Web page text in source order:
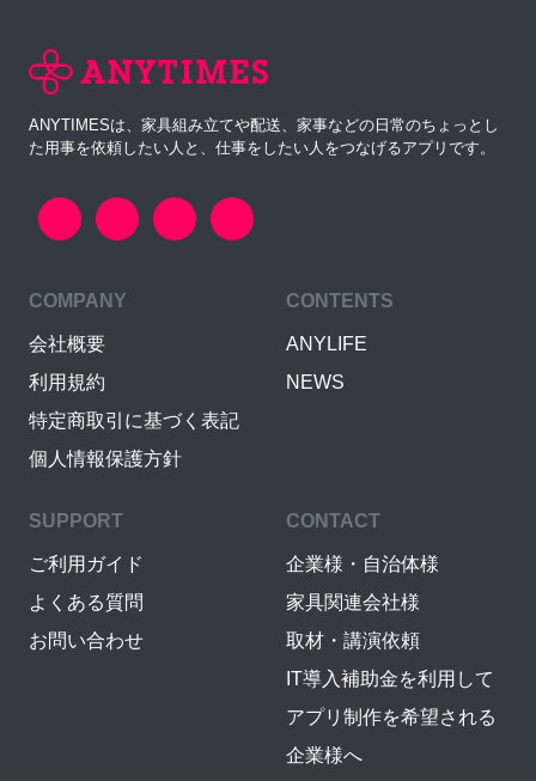
ANYTIMESは、家具組み立てや配送、家事などの日常のちょっとし
た用事を依頼したい人と、仕事をしたい人をつなげるアプリです。
COMPANY
会社概要
利用規約
特定商取引に基づく表記
個人情報保護方針
CONTENTS
ANYLIFE
NEWS
SUPPORT
ご利用ガイド
よくある質問
お問い合わせ
CONTACT
企業様・自治体様
家具関連会社様
取材・講演依頼
IT導入補助金を利用して
アプリ制作を希望される
企業様へ